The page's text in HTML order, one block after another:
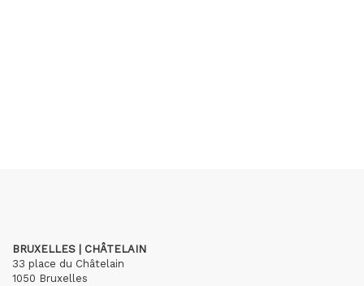
BRUXELLES | CHÂTELAIN
33 place du Châtelain
1050 Bruxelles